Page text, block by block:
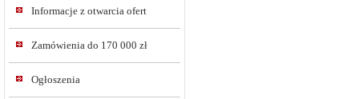
Informacje z otwarcia ofert
Zamówienia do 170 000 zł
Ogłoszenia